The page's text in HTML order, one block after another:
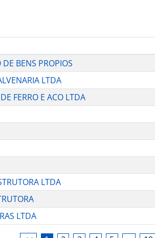
BENS PROPIOS
LTDA
FERRO E ACO LTDA
LTDA
LTDA